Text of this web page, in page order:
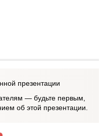
презентации
— будьте первым,
об этой презентации.